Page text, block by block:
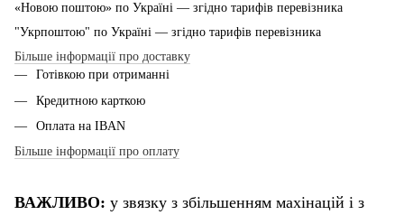
«Новою поштою» по Україні — згідно тарифів перевізника
"Укрпоштою" по Україні — згідно тарифів перевізника
Більше інформації про доставку
Готівкою при отриманні
Кредитною карткою
Оплата на IBAN
Більше інформації про оплату
ВАЖЛИВО: у звязку з збільшенням махінацій і з